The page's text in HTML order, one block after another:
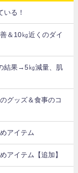
いる！
＆10㎏近くのダイ
結果→5㎏減量、肌
グッズ＆食事のコ
アイテム
アイテム【追加】